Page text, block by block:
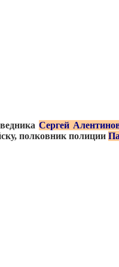
Сергей
полковник полиции